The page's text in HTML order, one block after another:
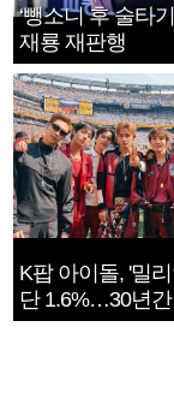
‘뺑소니 후 술타
재룡 재판행
K팝 아이돌, '밀
단 1.6%…30년
1182개팀 전수조